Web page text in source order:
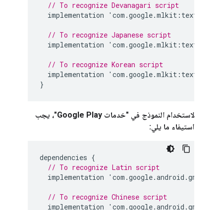
// To recognize Devanagari script
implementation
' com .google.mlkit : text
// To recognize Japanese script
implementation
' com .google.mlkit : text
// To recognize Korean script
implementation
' com .google.mlkit : text
}
لاستخدام النموذج في "خدمات Google Play"، يجب
استيفاء ما يلي:
dependencies {
// To recognize Latin script
implementation
' com .google.android .gms
// To recognize Chinese script
implementation
' com .google.android .gms